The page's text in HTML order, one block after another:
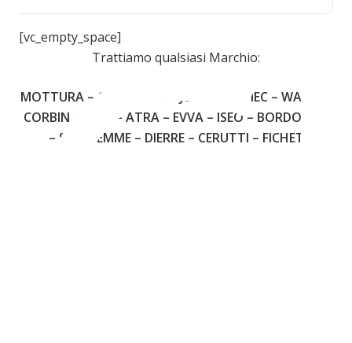
[vc_empty_space]
Trattiamo qualsiasi Marchio:
MOTTURA – CISA – FIAM – JUWEL – OMEC – WALLY –
CORBIN – YALE – ATRA – EVVA – ISEO – BORDOGNA
– SECUREMME – DIERRE – CERUTTI – FICHET